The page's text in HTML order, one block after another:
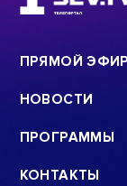
ПРЯМОЙ ЭФИР
НОВОСТИ
ПРОГРАММЫ
КОНТАКТЫ